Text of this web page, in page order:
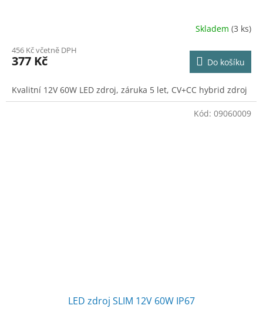
Skladem (3 ks)
456 Kč včetně DPH
377 Kč Do košíku
Kvalitní 12V 60W LED zdroj, záruka 5 let, CV+CC hybrid zdroj
LED zdroj SLIM 12V 60W IP67
Kód: 09060009